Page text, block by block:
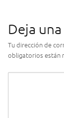
Deja
Tu dirección de
obligatorios están